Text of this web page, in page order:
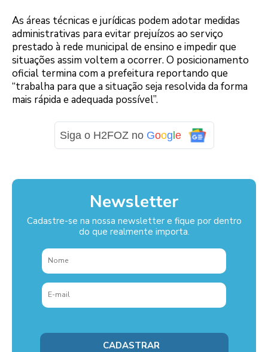
As áreas técnicas e jurídicas podem adotar medidas
administrativas para evitar prejuízos ao serviço
prestado à rede municipal de ensino e impedir que
situações assim voltem a ocorrer. O posicionamento
oficial termina com a prefeitura reportando que
“trabalha para que a situação seja resolvida da forma
mais rápida e adequada possível”.
Siga o H2FOZ no Goog e
Newsletter
Cadastre-se na nossa newsletter e fique por dentro
do que realmente importa.